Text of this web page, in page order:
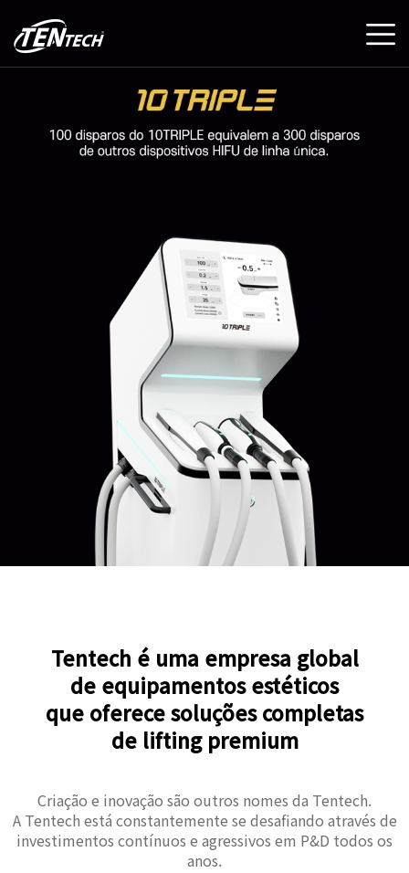
Tentech é uma empresa global
de equipamentos estéticos
que oferece soluções completas
de lifting premium
Criação e inovação são outros nomes da Tentech.
A Tentech está constantemente se desafiando através de
investimentos contínuos e agressivos em P&D todos os
anos.